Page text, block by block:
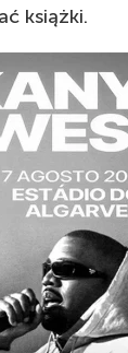
książki.